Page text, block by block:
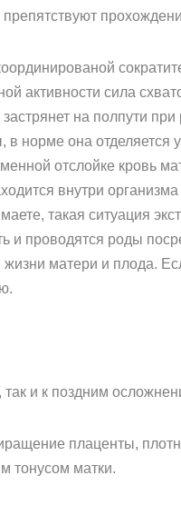
активности сила
на полпути
норме она отделяется
отслойке кровь
внутри
такая ситуация
и проводятся роды
жизни матери и плода.
и к поздним
плаценты,
тонусом матки.